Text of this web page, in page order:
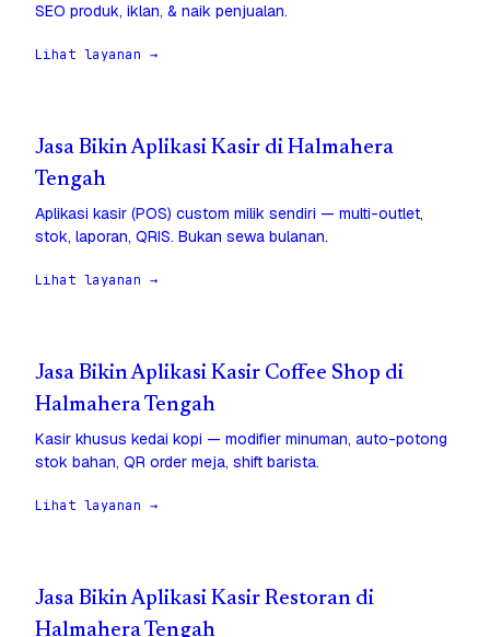
SEO produk, iklan, & naik penjualan.
Lihat layanan →
Jasa Bikin Aplikasi Kasir di Halmahera
Tengah
Aplikasi kasir (POS) custom milik sendiri — multi-outlet,
stok, laporan, QRIS. Bukan sewa bulanan.
Lihat layanan →
Jasa Bikin Aplikasi Kasir Coffee Shop di
Halmahera Tengah
Kasir khusus kedai kopi — modifier minuman, auto-potong
stok bahan, QR order meja, shift barista.
Lihat layanan →
Jasa Bikin Aplikasi Kasir Restoran di
Halmahera Tengah